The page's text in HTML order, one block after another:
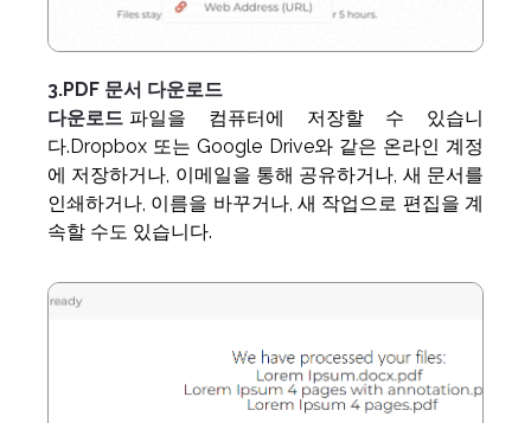
3.PDF 문서 다운로드
다운로드 파일을 컴퓨터에 저장할 수 있습니
다.Dropbox 또는 Google Drive와 같은 온라인 계정
에 저장하거나, 이메일을 통해 공유하거나, 새 문서를
인쇄하거나, 이름을 바꾸거나, 새 작업으로 편집을 계
속할 수도 있습니다.